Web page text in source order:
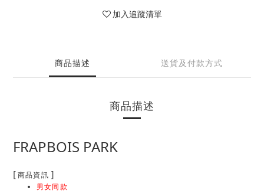
加入追蹤清單
商品描述 送貨及付款方式
商品描述
FRAPBOIS PARK
[ 商品資訊 ]
男女同款